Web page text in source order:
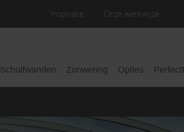
Inspiratie Onze werkwijze
Schuifwanden Zonwering Opties